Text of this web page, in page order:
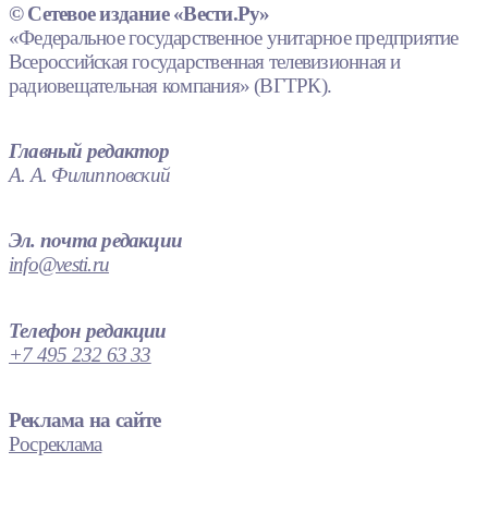
© Сетевое издание «Вести.Ру»
«Федеральное государственное унитарное предприятие
Всероссийская государственная телевизионная и
радиовещательная компания» (ВГТРК).
Главный редактор
А. А. Филипповский
Эл. почта редакции
info@vesti.ru
Телефон редакции
+7 495 232 63 33
Реклама на сайте
Росреклама